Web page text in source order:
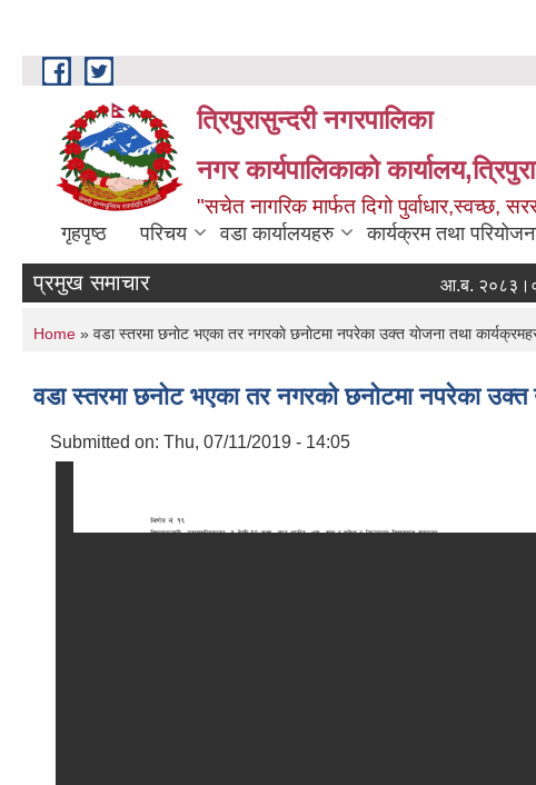
Skip to main content
त्रिपुरासुन्दरी नगरपालिका
नगर कार्यपालिकाको
"सचेत नागरिक मार्फत दिगो पुर्वाधार,स्वच्छ,
गृहपृष्ठ परिचय वडा कार्यालयहरु कार्यक्रम तथा
प्रमुख समाचार आ.ब. २०८३।०८४ का
You are here
Home » वडा स्तरमा छनाेट भएका तर नगरकाे छनाेटमा नपरेका उक्त याेजना तथा
वडा स्तरमा छनाेट भएका तर नगरकाे छनाेटमा नपरेका उक्त
Submitted on: Thu, 07/11/2019 - 14:05